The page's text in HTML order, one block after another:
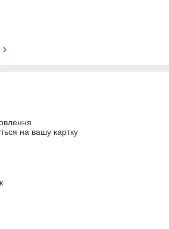
на вашу картку